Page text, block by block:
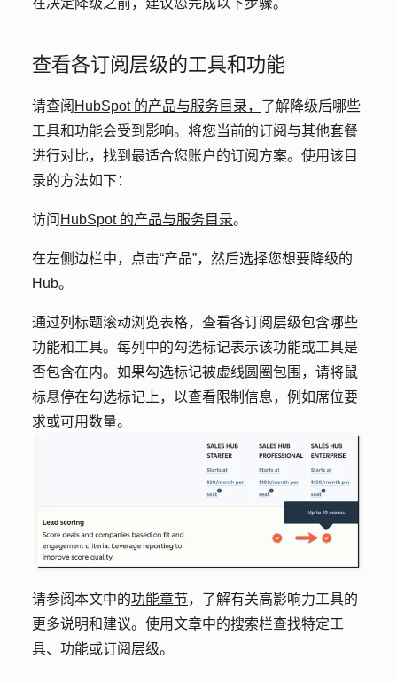
在决定降级之前，建议您完成以下步骤。
查看各订阅层级的工具和功能
请查阅 HubSpot 的产品与服务目录， 了解降级后哪些
工具和功能会受到影响。将您当前的订阅与其他套餐
进行对比，找到最适合您账户的订阅方案。使用该目
录的方法如下：
访问 HubSpot 的产品与服务目录。
在左侧边栏中，点击“产品”，然后选择您想要降级的
Hub。
通过列标题滚动浏览表格， 查看各订阅层级包含哪些
功能和工具。每列中的勾选标记表示该功能或工具是
否包含在内。如果勾选标记被虚线圆圈包围，请将鼠
标悬停在勾选标记上 ，以查看限制信息，例如席位要
求或可用数量。
请参阅本文中的功能章节，了解有关高影响力工具的
更多说明和建议。使用文章中的搜索栏查找特定工
具、功能或订阅层级。